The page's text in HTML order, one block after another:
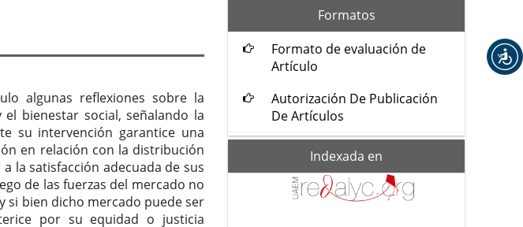
algunas reflexiones sobre la
bienestar social, señalando la
su intervención garantice una
en relación con la distribución
la satisfacción adecuada de sus
de las fuerzas del mercado no
si bien dicho mercado puede ser
por su equidad o justicia
Formatos
Formato de evaluación de
Artículo
Autorización De Publicación
De Artículos
Indexada en